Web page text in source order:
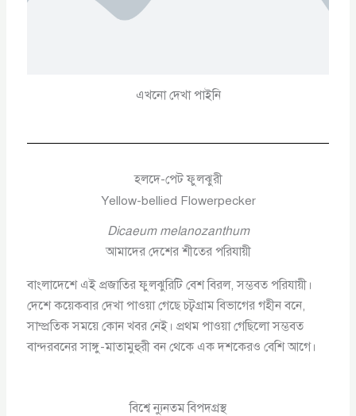
এখনো দেখা পাইনি
হলদে-পেট ফুলঝুরী
Yellow-bellied Flowerpecker
Dicaeum melanozanthum
আমাদের দেশের শীতের পরিযায়ী
বাংলাদেশে এই প্রজাতির ফুলঝুরিটি বেশ বিরল, সম্ভবত পরিযায়ী।
দেশে কয়েকবার দেখা পাওয়া গেছে চট্বগ্রাম বিভাগের গহীন বনে,
সাম্প্রতিক সময়ে কোন খবর নেই। প্রথম পাওয়া গেছিলো সম্ভবত
বান্দরবনের সাঙ্গু-মাতামুহুরী বন থেকে এক দশকেরও বেশি আগে।
বিশ্বে ন্যুনতম বিপদগ্রস্থ